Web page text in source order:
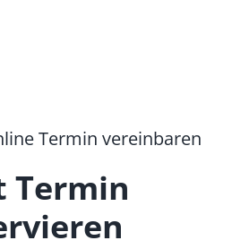
Termin vereinbaren
Termin